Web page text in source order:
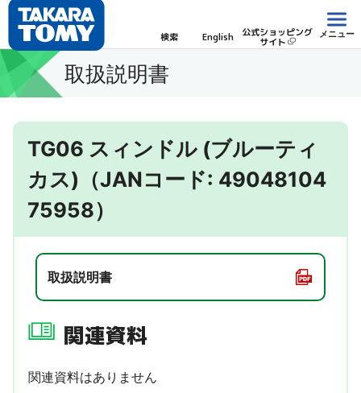
検索 English 公式ショッピング
サイト
メニュー
取扱説明書
TG06 スィンドル (ブルーティ
カス)（JANコード: 49048104
75958）
取扱説明書
関連資料
関連資料はありません